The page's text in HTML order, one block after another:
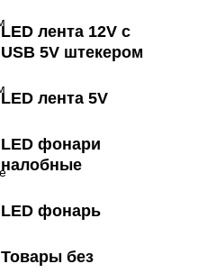
LED лента 12V с
USB 5V штекером
LED лента 5V
LED фонари
налобные
LED фонарь
Товары без